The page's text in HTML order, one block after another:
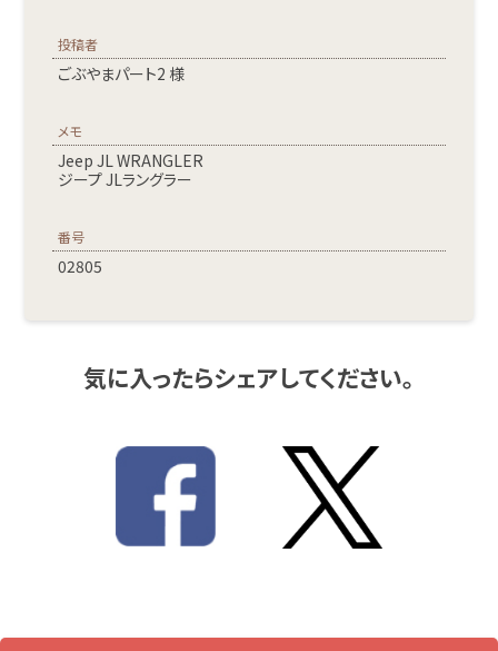
投稿者
ごぶやまパート2 様
メモ
Jeep JL WRANGLER
ジープ JLラングラー
番号
02805
気に入ったらシェアしてください。